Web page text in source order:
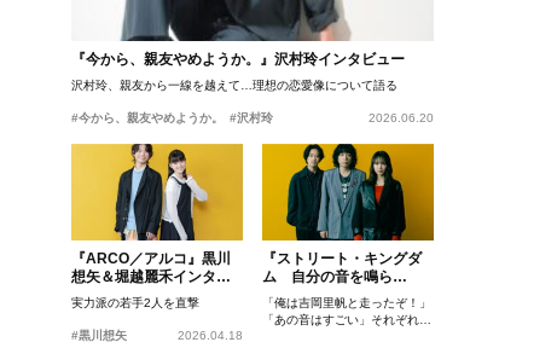
『今から、親友やめようか。』沢村玲インタビュー
沢村玲、親友から一線を越えて…理想の恋愛像について語る
#今から、親友やめようか。 #沢村玲 2026.06.20
『ARCO／アルコ』黒川
想矢＆堀越麗禾インタビ
ュー
実力派の若手2人を直撃
#黒川想矢 2026.04.18
『ストリート・キングダ
ム 自分の音を鳴ら
せ。』峯田和伸、若葉竜
也、吉岡里帆インタビュ
ー
「俺は吉岡里帆と走ったぞ！」
「あの音はすごい」それぞれの